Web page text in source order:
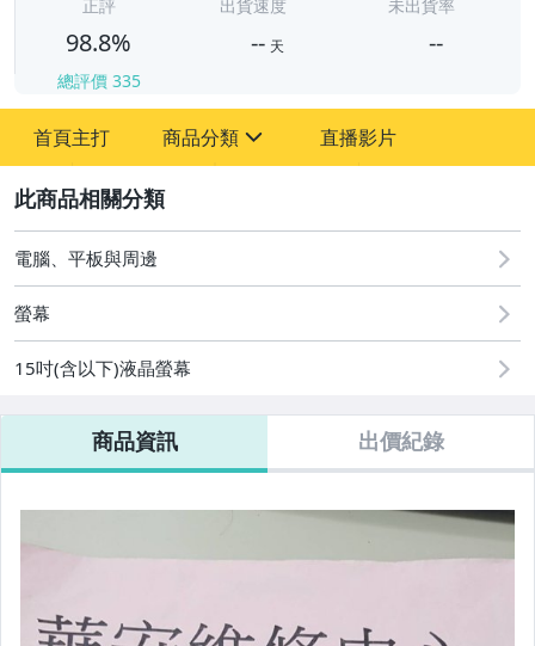
正評
98.8%
總評價 335
出貨速度
-- 天
未出貨率
--
首頁主打 商品分類
手機、配件與通訊
家電與影音視聽
直播影片
電腦、平板與周邊
螢幕
15吋(含以下)液晶螢幕
商品資訊 出價紀錄